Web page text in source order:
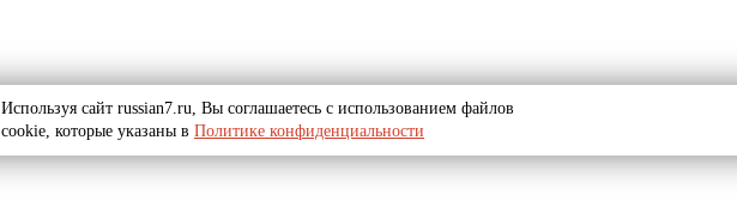
Используя сайт russian7.ru, Вы соглашаетесь с использованием файлов
cookie, которые указаны в Политике конфиденциальности